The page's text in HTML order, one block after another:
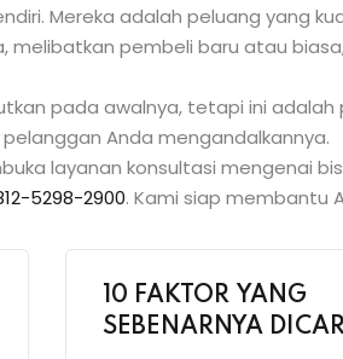
Mereka adalah peluang yang
melibatkan pembeli baru atau
pada awalnya, tetapi ini adalah
pelanggan Anda mengandalkannya.
layanan konsultasi mengenai
5298-2900. Kami siap membantu
10 FAKTOR YANG
SEBENARNYA